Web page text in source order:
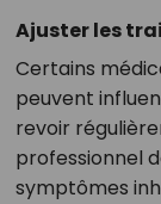
Ajuster les
Certains
peuvent
revoir
professionnel
symptômes